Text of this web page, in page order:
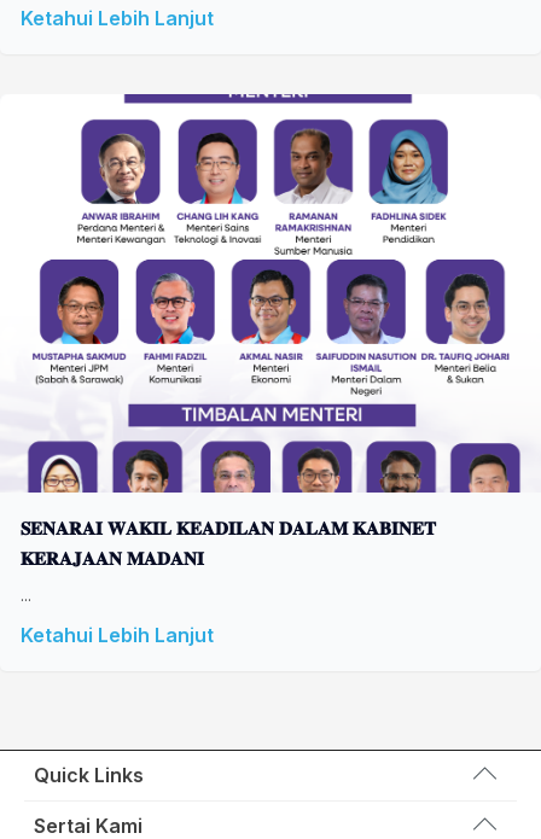
Ketahui Lebih Lanjut
𝐒𝐄𝐍𝐀𝐑𝐀𝐈 𝐖𝐀𝐊𝐈𝐋 𝐊𝐄𝐀𝐃𝐈𝐋𝐀𝐍 𝐃𝐀𝐋𝐀𝐌 𝐊𝐀𝐁𝐈𝐍𝐄𝐓
𝐊𝐄𝐑𝐀𝐉𝐀𝐀𝐍 𝐌𝐀𝐃𝐀𝐍𝐈
...
Ketahui Lebih Lanjut
Quick Links
Wakil Rakyat
Sertai Kami